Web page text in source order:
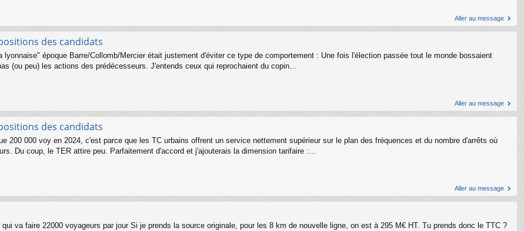
Aller au message
des candidats
lyonnaise" époque Barre/Collomb/Mercier était justement d'éviter ce type de comportement : Une fois l'élection passée tout le monde bossaient
(ou peu) les actions des prédécesseurs. J'entends ceux qui reprochaient du copin...
Aller au message
des candidats
200 000 voy en 2024, c'est parce que les TC urbains offrent un service nettement supérieur sur le plan des fréquences et du nombre d'arrêts où
Du coup, le TER attire peu. Parfaitement d'accord et j'ajouterais la dimension tarifaire :...
Aller au message
va faire 22000 voyageurs par jour Si je prends la source originale, pour les 8 km de nouvelle ligne, on est à 295 M€ HT. Tu prends donc le TTC ?